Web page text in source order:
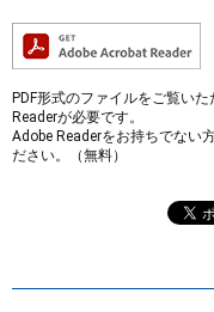
PDF形式のファイルをご覧い
Readerが必要です。
Adobe Readerをお持ちでない
ださい。（無料）